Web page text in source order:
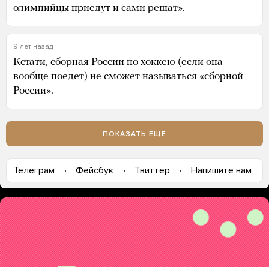
олимпийцы приедут и сами решат».
9 лет назад
Кстати, сборная России по хоккею (если она
вообще поедет) не сможет называться «сборной
России».
ПОКАЗАТЬ ЕЩЕ
Телеграм Фейсбук Твиттер Напишите нам